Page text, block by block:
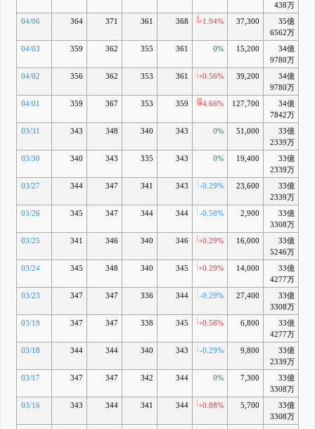
438万
04/06 364 371 361 368 +1.94% 37,300
35億
6562万
04/03 359 362 355 361 0% 15,200
34億
9780万
04/02 356 362 353 361 +0.56% 39,200
34億
9780万
04/01 359 367 353 359 +4.66% 127,700
34億
7842万
03/31 343 348 340 343 0% 51,000
33億
2339万
03/30
340 343 335 343 0% 19,400
33億
2339万
03/27 344 347 341 343 -0.29% 23,600
33億
2339万
03/26 345 347 344 344 -0.58% 2,900
33億
3308万
03/25 341 346 340 346 +0.29% 16,000
33億
5246万
03/24 345 348 340 345 +0.29% 14,000
33億
4277万
03/23
347 347 336 344 -0.29% 27,400
33億
3308万
03/19 347 347 338 345 +0.58% 6,800
33億
4277万
03/18 344 344 340 343 -0.29% 9,800
33億
2339万
03/17 347 347 342 344 0% 7,300
33億
3308万
03/16 343 344 341 344 +0.88% 5,700
33億
3308万